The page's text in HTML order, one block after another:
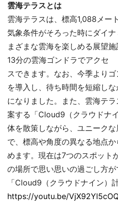
雲海テラスとは
雲海テラスは、標高1,088メー
気象条件がそろった時にダイ
まざまな雲海を楽しめる展望
13分の雲海ゴンドラでアクセ
スできます。なお、今季より
を導入し、待ち時間を短縮し
になりました。また、雲海テ
案する「Cloud9（クラウドナ
体を散策しながら、ユニーク
で、標高や角度の異なる地点
めます。現在は7つのスポット
の場所で思い思いの過ごし方が
「Cloud9（クラウドナイン）
https://youtu.be/